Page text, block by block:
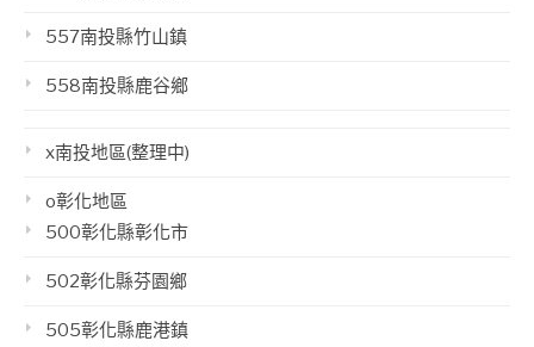
557南投縣竹山鎮
558南投縣鹿谷鄉
x南投地區(整理中)
o彰化地區
500彰化縣彰化市
502彰化縣芬園鄉
505彰化縣鹿港鎮